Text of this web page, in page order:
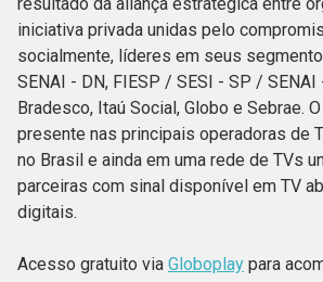
resultado da aliança estratégica entre
iniciativa privada unidas pelo
socialmente, líderes em seus
SENAI - DN, FIESP / SESI - SP / SENAI
Bradesco, Itaú Social, Globo e Sebrae.
presente nas principais operadoras de
no Brasil e ainda em uma rede de TVs
parceiras com sinal disponível em TV
digitais.
Acesso gratuito via Globoplay para